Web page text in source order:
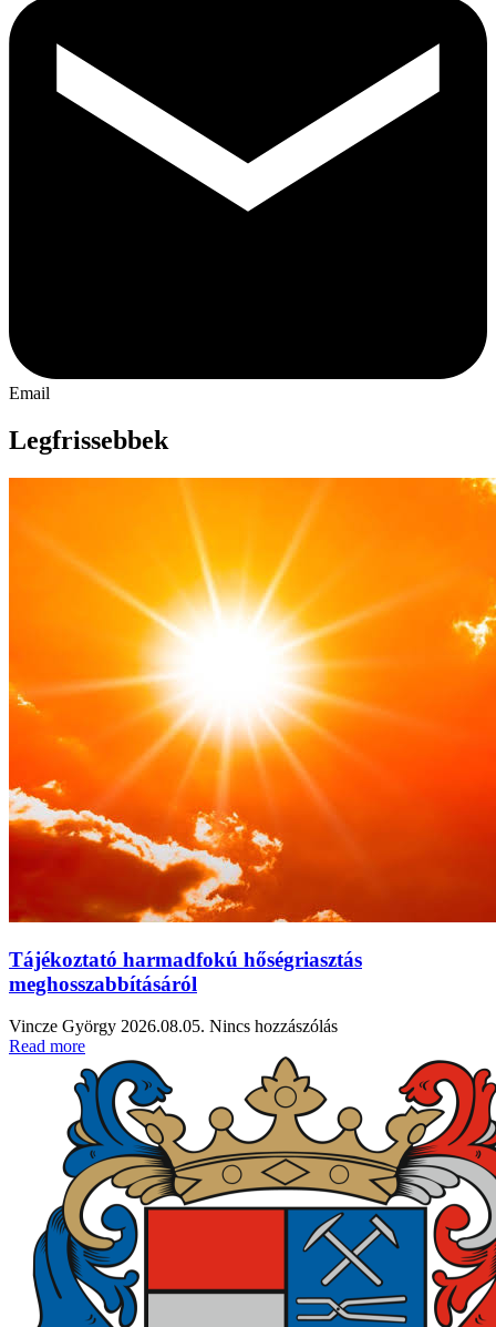
Email
Legfrissebbek
Tájékoztató harmadfokú hőségriasztás
meghosszabbításáról
Vincze György 2026.08.05. Nincs hozzászólás
Read more